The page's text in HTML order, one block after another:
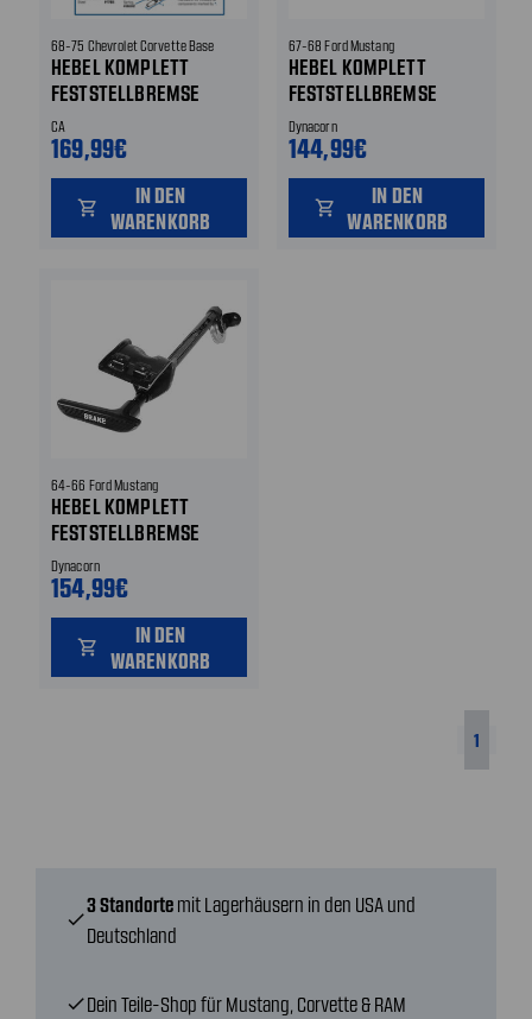
68-75 Chevrolet Corvette Base
HEBEL KOMPLETT
FESTSTELLBREMSE
CA
169,99€
shopping_cart
IN DEN
WARENKORB
67-68 Ford Mustang
HEBEL KOMPLETT
FESTSTELLBREMSE
Dynacorn
144,99€
shopping_cart
IN DEN
WARENKORB
64-66 Ford Mustang
HEBEL KOMPLETT
FESTSTELLBREMSE
Dynacorn
154,99€
shopping_cart
IN DEN
WARENKORB
1
check
3 Standorte mit Lagerhäusern in den USA und
Deutschland
checkDein Teile-Shop für Mustang, Corvette & RAM